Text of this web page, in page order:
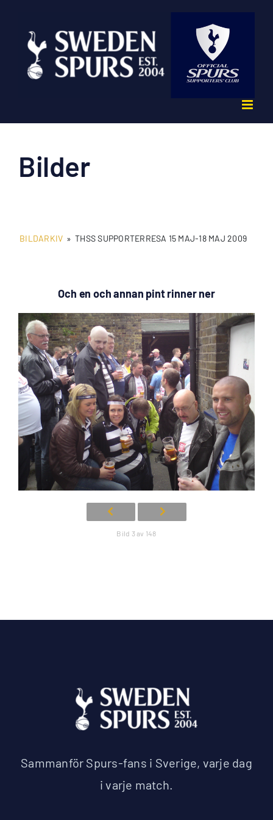
innehållet
Bilder
BILDARKIV » THSS SUPPORTERRESA 15 MAJ-18 MAJ 2009
Och en och annan pint rinner ner
Bild 3 av 148
Sammanför Spurs-fans i Sverige, varje dag
i varje match.